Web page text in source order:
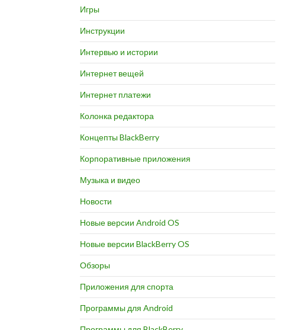
Игры
Инструкции
Интервью и истории
Интернет вещей
Интернет платежи
Колонка редактора
Концепты BlackBerry
Корпоративные приложения
Музыка и видео
Новости
Новые версии Android OS
Новые версии BlackBerry OS
Обзоры
Приложения для спорта
Программы для Android